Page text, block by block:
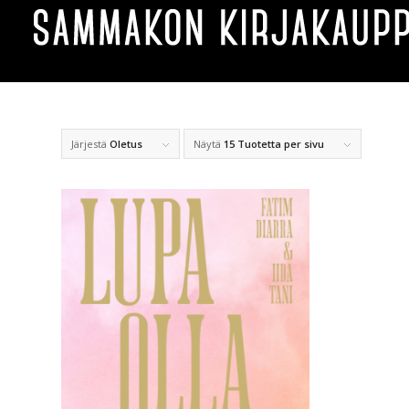
Järjestä Oletus Näytä 15 Tuotetta per sivu